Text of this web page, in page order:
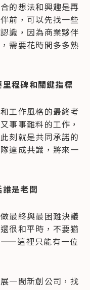
的想法和興趣是再
前，可以先找一些
識，因為商業夥伴
需要花時間多多熟
程碑和關鍵指標
工作風格的最終考
事事難料的工作，
刻就是共同承諾的
達成共識，將來一
是老闆
最終與最困難決議
很和平時，不要猶
——這裡只能有一位
一間新創公司，找